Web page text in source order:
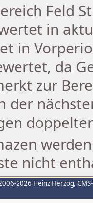
Feld
in
in
da
zur
der
nicht
2026 Heinz Herzog,